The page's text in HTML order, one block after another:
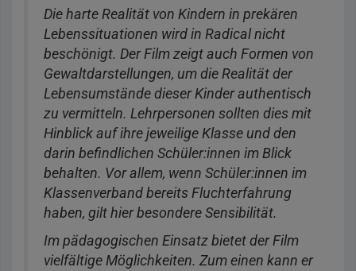
Die harte Realität von Kindern in prekären
Lebenssituationen wird in Radical nicht
beschönigt. Der Film zeigt auch Formen von
Gewaltdarstellungen, um die Realität der
Lebensumstände dieser Kinder authentisch
zu vermitteln. Lehrpersonen sollten dies mit
Hinblick auf ihre jeweilige Klasse und den
darin befindlichen Schüler:innen im Blick
behalten. Vor allem, wenn Schüler:innen im
Klassenverband bereits Fluchterfahrung
haben, gilt hier besondere Sensibilität.
Im pädagogischen Einsatz bietet der Film
vielfältige Möglichkeiten. Zum einen kann er